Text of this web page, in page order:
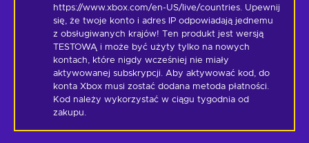
https://www.xbox.com/en-US/live/countries. Upewnij
się, że twoje konto i adres IP odpowiadają jednemu
z obsługiwanych krajów! Ten produkt jest wersją
TESTOWĄ i może być użyty tylko na nowych
kontach, które nigdy wcześniej nie miały
aktywowanej subskrypcji. Aby aktywować kod, do
konta Xbox musi zostać dodana metoda płatności.
Kod należy wykorzystać w ciągu tygodnia od
zakupu.